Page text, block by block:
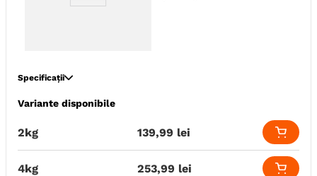
Specificații
Specie
Sistem Digestiv & Probiotice
Ambalaj
Variante disponibile
2kg 139,99 lei
4kg 253,99 lei